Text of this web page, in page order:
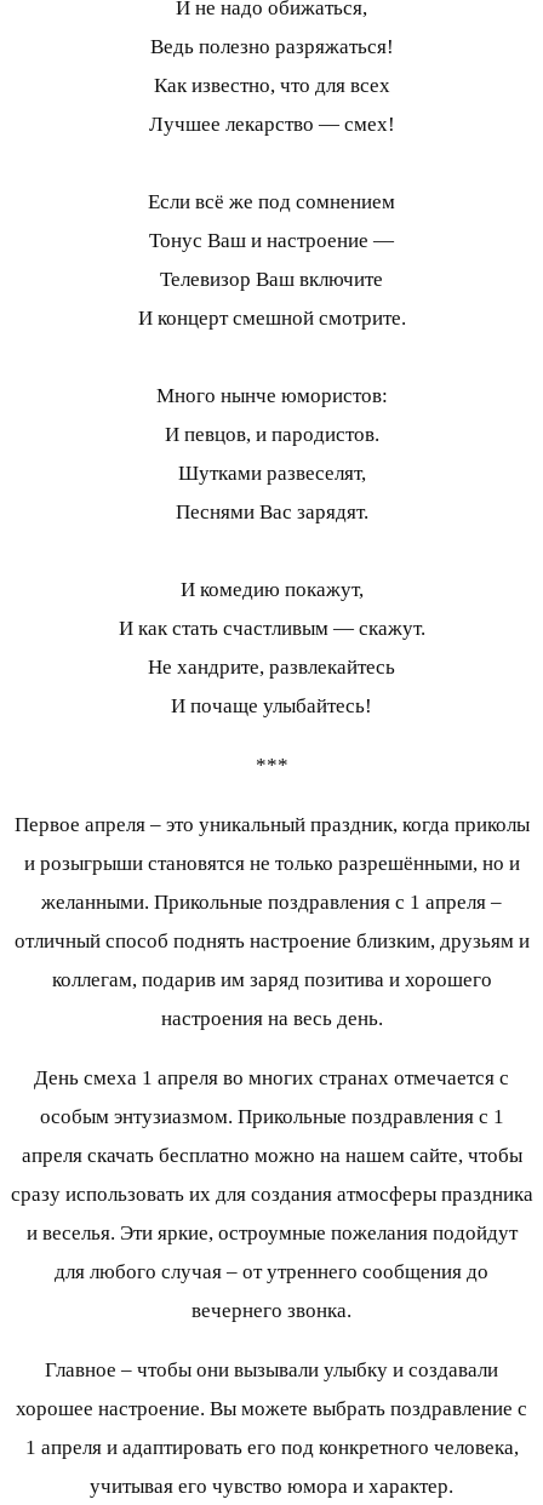
И не надо обижаться,
Ведь полезно разряжаться!
Как известно, что для всех
Лучшее лекарство — смех!
Если всё же под сомнением
Тонус Ваш и настроение —
Телевизор Ваш включите
И концерт смешной смотрите.
Много нынче юмористов:
И певцов, и пародистов.
Шутками развеселят,
Песнями Вас зарядят.
И комедию покажут,
И как стать счастливым — скажут.
Не хандрите, развлекайтесь
И почаще улыбайтесь!
***
Первое апреля – это уникальный праздник, когда приколы
и розыгрыши становятся не только разрешёнными, но и
желанными. Прикольные поздравления с 1 апреля –
отличный способ поднять настроение близким, друзьям и
коллегам, подарив им заряд позитива и хорошего
настроения на весь день.
День смеха 1 апреля во многих странах отмечается с
особым энтузиазмом. Прикольные поздравления с 1
апреля скачать бесплатно можно на нашем сайте, чтобы
сразу использовать их для создания атмосферы праздника
и веселья. Эти яркие, остроумные пожелания подойдут
для любого случая – от утреннего сообщения до
вечернего звонка.
Главное – чтобы они вызывали улыбку и создавали
хорошее настроение. Вы можете выбрать поздравление с
1 апреля и адаптировать его под конкретного человека,
учитывая его чувство юмора и характер.